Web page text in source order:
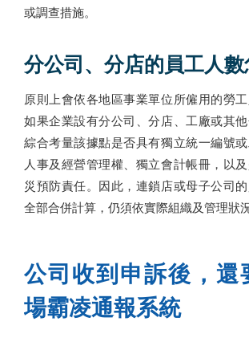
或調查措施。
分公司、分店的員工人數
原則上會依各地區事業單位所僱用的勞工
如果企業設有分公司、分店、工廠或其
綜合考量該據點是否具有獨立統一編號
人事及經營管理權、獨立會計帳冊，以
災預防責任。因此，連鎖店或母子公司
全部合併計算，仍須依實際組織及管理狀況
公司收到申訴後，還
場霸凌通報系統